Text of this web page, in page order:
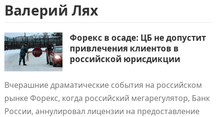
Валерий Лях
Форекс в осаде: ЦБ не допустит
привлечения клиентов в
российской юрисдикции
Вчерашние драматические события на российском
рынке Форекс, когда российский мегарегулятор, Банк
России, аннулировал лицензии на предоставление